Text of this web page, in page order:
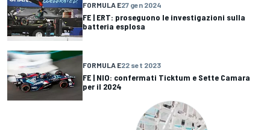
FORMULA E27 gen 2024
FE | ERT: proseguono le investigazioni sulla
batteria esplosa
FORMULA E22 set 2023
FE | NIO: confermati Ticktum e Sette Camara
per il 2024